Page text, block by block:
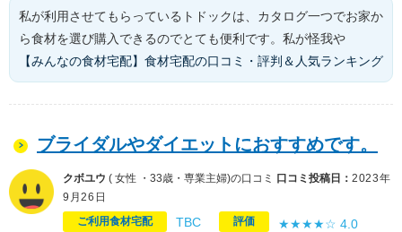
私が利用させてもらっているトドックは、カタログ一つでお家か
ら食材を選び購入できるのでとても便利です。私が怪我や
【みんなの食材宅配】食材宅配の口コミ・評判＆人気ランキング
ブライダルやダイエットにおすすめです。
クボユウ ( 女性 ・33歳・専業主婦)の口コミ 口コミ投稿日： 2023年
9月26日
ご利用食材宅配
TBC 評価 ★★★★☆ 4.0